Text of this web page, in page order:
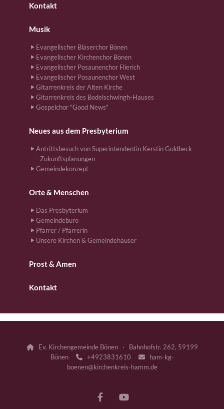
Kontakt
Musik
Evangelischer Bläserchor Bönen
Evangelischer Kirchenchor Bönen
Evangelischer Posaunenchor Flierich
Evangelischer Posaunenchor West
Gitarrenkreis der Alten Kirche
Gitarrenkreis des Bodelschwingh-Hauses
Gospelchor "Good News"
Neues aus dem Presbyterium
Antrittsbesuch von Superintendentin Kerstin Goldbeck
- Zukunftsplanungen
Gemeindekonzept
Orte & Menschen
Das Presbyterium
Gemeindebüro
Pfarrer / Pfarrerin
Unsere Kirchen & Gemeindehäuser
Prost & Amen
Kontakt
Ev. Kirchengemeinde Bönen · Bahnhofstr. 262, 59199
Bönen
+4923831610 ham-kg-
boenen@kirchenkreis-hamm.de